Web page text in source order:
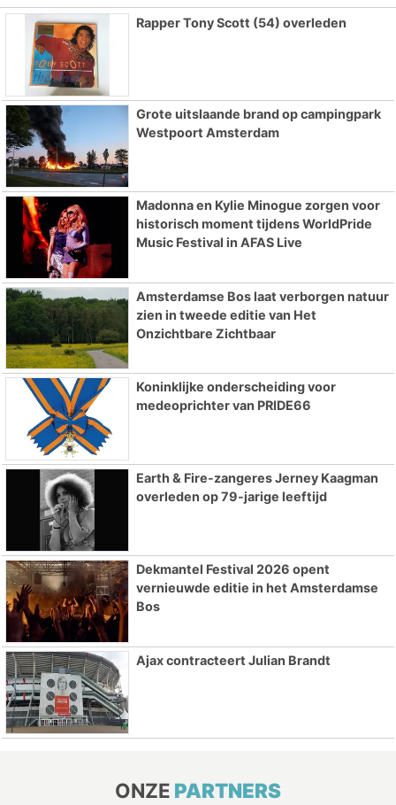
Rapper Tony Scott (54) overleden
Grote uitslaande brand op campingpark
Westpoort Amsterdam
Madonna en Kylie Minogue zorgen voor
historisch moment tijdens WorldPride
Music Festival in AFAS Live
Amsterdamse Bos laat verborgen natuur
zien in tweede editie van Het
Onzichtbare Zichtbaar
Koninklijke onderscheiding voor
medeoprichter van PRIDE66
Earth & Fire-zangeres Jerney Kaagman
overleden op 79-jarige leeftijd
Dekmantel Festival 2026 opent
vernieuwde editie in het Amsterdamse
Bos
Ajax contracteert Julian Brandt
ONZE PARTNERS